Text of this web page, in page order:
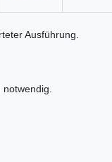
Ausführung.
notwendig.